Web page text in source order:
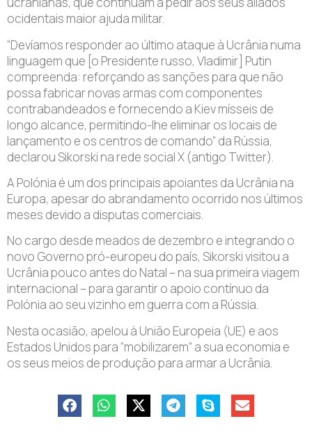
ocidentais maior ajuda militar.
“Devíamos responder ao último ataque à Ucrânia numa
linguagem que [o Presidente russo, Vladimir] Putin
compreenda: reforçando as sanções para que não
possa fabricar novas armas com componentes
contrabandeados e fornecendo a Kiev mísseis de
longo alcance, permitindo-lhe eliminar os locais de
lançamento e os centros de comando” da Rússia,
declarou Sikorski na rede social X (antigo Twitter).
A Polónia é um dos principais apoiantes da Ucrânia na
Europa, apesar do abrandamento ocorrido nos últimos
meses devido a disputas comerciais.
No cargo desde meados de dezembro e integrando o
novo Governo pró-europeu do país, Sikorski visitou a
Ucrânia pouco antes do Natal – na sua primeira viagem
internacional – para garantir o apoio contínuo da
Polónia ao seu vizinho em guerra com a Rússia.
Nesta ocasião, apelou à União Europeia (UE) e aos
Estados Unidos para “mobilizarem” a sua economia e
os seus meios de produção para armar a Ucrânia.